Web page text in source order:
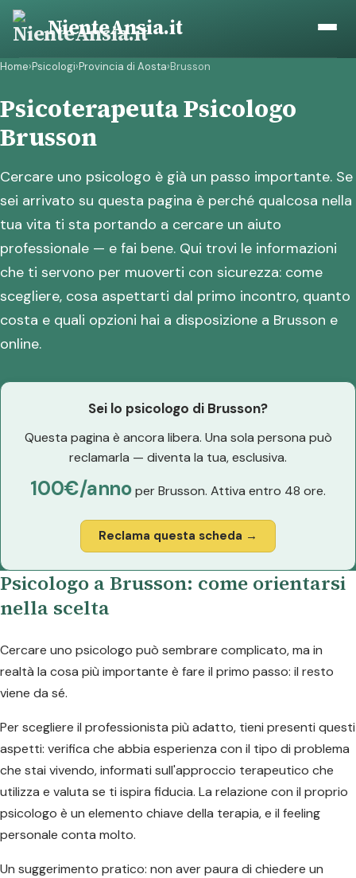
Vai
contenuto
NienteAnsia.it
Home›Psicologi›Provincia di Aosta›Brusson
Psicoterapeuta Psicologo
Brusson
Cercare uno psicologo è già un passo importante. Se
sei arrivato su questa pagina è perché qualcosa nella
tua vita ti sta portando a cercare un aiuto
professionale — e fai bene. Qui trovi le informazioni
che ti servono per muoverti con sicurezza: come
scegliere, cosa aspettarti dal primo incontro, quanto
costa e quali opzioni hai a disposizione a Brusson e
online.
Sei lo psicologo di Brusson?
Questa pagina è ancora libera. Una sola persona può
reclamarla — diventa la tua, esclusiva.
100€/annoper Brusson. Attiva entro 48 ore.
Reclama questa scheda →
Psicologo a Brusson: come orientarsi
nella scelta
Cercare uno psicologo può sembrare complicato, ma in
realtà la cosa più importante è fare il primo passo: il resto
viene da sé.
Per scegliere il professionista più adatto, tieni presenti questi
aspetti: verifica che abbia esperienza con il tipo di problema
che stai vivendo, informati sull'approccio terapeutico che
utilizza e valuta se ti ispira fiducia. La relazione con il proprio
psicologo è un elemento chiave della terapia, e il feeling
personale conta molto.
Un suggerimento pratico: non aver paura di chiedere un